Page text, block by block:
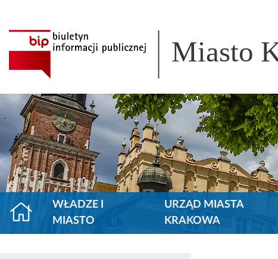
Miasto
WŁADZE I
MIASTO
URZĄD MIASTA
KRAKOWA